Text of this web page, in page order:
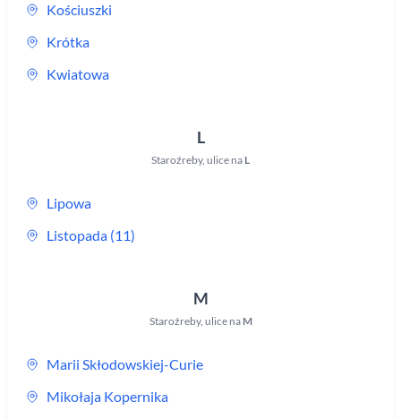
Kościuszki
Krótka
Kwiatowa
L
Staroźreby, ulice na L
Lipowa
Listopada (11)
M
Staroźreby, ulice na M
Marii Skłodowskiej-Curie
Mikołaja Kopernika